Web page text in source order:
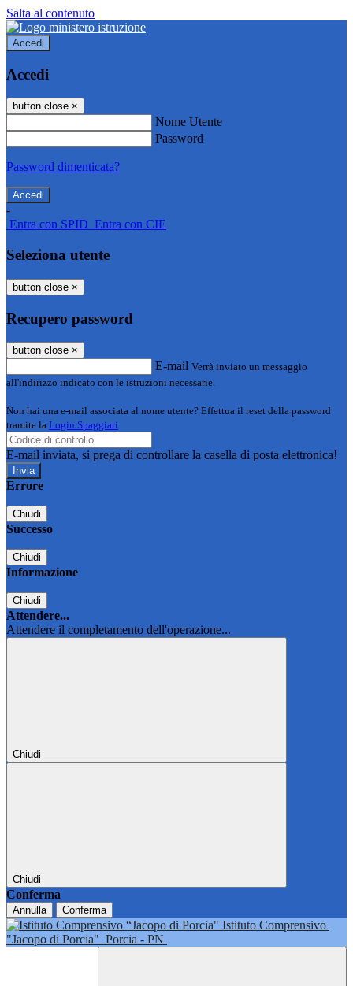
Salta al contenuto
Accedi
Accedi
button close ×
Nome Utente
Password
Password dimenticata?
-
Entra con SPID Entra con CIE
Seleziona utente
button close ×
Recupero password
button close ×
E-mail Verrà inviato un messaggio
all'indirizzo indicato con le istruzioni necessarie.
Non hai una e-mail associata al nome utente? Effettua il reset della password
tramite la Login Spaggiari
E-mail inviata, si prega di controllare la casella di posta elettronica!
Errore
Chiudi
Successo
Chiudi
Informazione
Chiudi
Attendere...
Attendere il completamento dell'operazione...
Chiudi
Chiudi
Conferma
Annulla Conferma
Istituto Comprensivo
"Jacopo di Porcia" Porcia - PN